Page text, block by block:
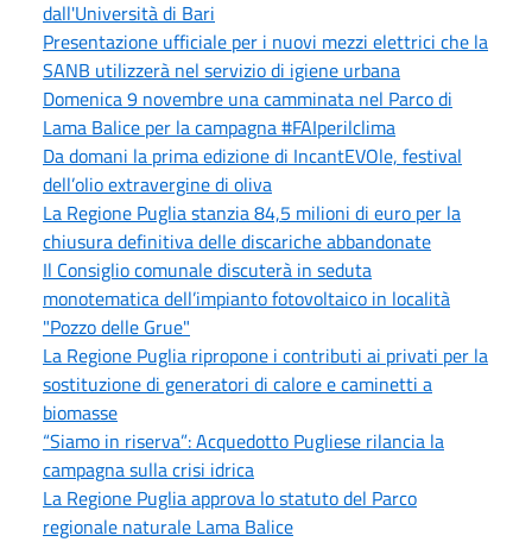
dall'Università di Bari
Presentazione ufficiale per i nuovi mezzi elettrici che la
SANB utilizzerà nel servizio di igiene urbana
Domenica 9 novembre una camminata nel Parco di
Lama Balice per la campagna #FAIperilclima
Da domani la prima edizione di IncantEVOle, festival
dell’olio extravergine di oliva
La Regione Puglia stanzia 84,5 milioni di euro per la
chiusura definitiva delle discariche abbandonate
Il Consiglio comunale discuterà in seduta
monotematica dell’impianto fotovoltaico in località
"Pozzo delle Grue"
La Regione Puglia ripropone i contributi ai privati per la
sostituzione di generatori di calore e caminetti a
biomasse
“Siamo in riserva”: Acquedotto Pugliese rilancia la
campagna sulla crisi idrica
La Regione Puglia approva lo statuto del Parco
regionale naturale Lama Balice